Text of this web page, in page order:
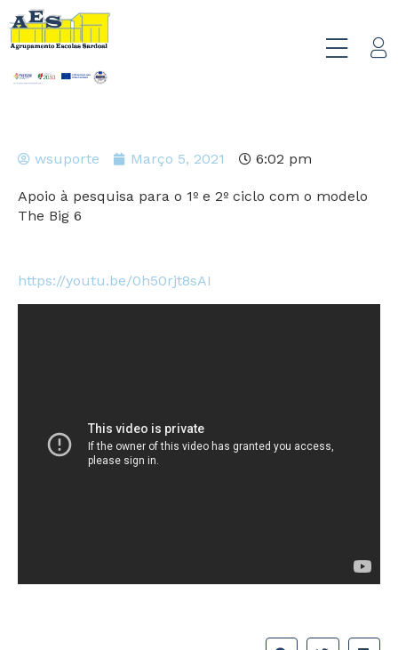
wsuporte Março 5, 2021 6:02 pm
Apoio à pesquisa para o 1º e 2º ciclo com o modelo
The Big 6
https://youtu.be/0h50rjt8sAI